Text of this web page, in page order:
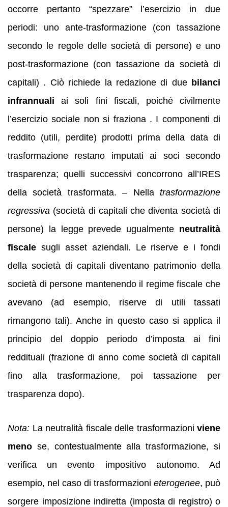
occorre pertanto “spezzare” l’esercizio in due
periodi: uno ante-trasformazione (con tassazione
secondo le regole delle società di persone) e uno
post-trasformazione (con tassazione da società di
capitali) . Ciò richiede la redazione di due bilanci
infrannuali ai soli fini fiscali, poiché civilmente
l’esercizio sociale non si fraziona . I componenti di
reddito (utili, perdite) prodotti prima della data di
trasformazione restano imputati ai soci secondo
trasparenza; quelli successivi concorrono all’IRES
della società trasformata. – Nella trasformazione
regressiva (società di capitali che diventa società di
persone) la legge prevede ugualmente neutralità
fiscale sugli asset aziendali. Le riserve e i fondi
della società di capitali diventano patrimonio della
società di persone mantenendo il regime fiscale che
avevano (ad esempio, riserve di utili tassati
rimangono tali). Anche in questo caso si applica il
principio del doppio periodo d’imposta ai fini
reddituali (frazione di anno come società di capitali
fino alla trasformazione, poi tassazione per
trasparenza dopo).
Nota: La neutralità fiscale delle trasformazioni viene
meno se, contestualmente alla trasformazione, si
verifica un evento impositivo autonomo. Ad
esempio, nel caso di trasformazioni eterogenee, può
sorgere imposizione indiretta (imposta di registro) o